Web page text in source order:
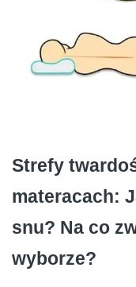
Strefy
materacach:
snu? Na co
wyborze?